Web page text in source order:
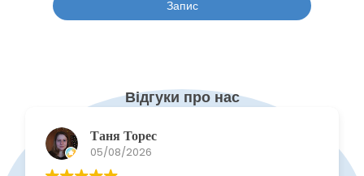
Відгуки про нас
Таня Торес
05/08/2026